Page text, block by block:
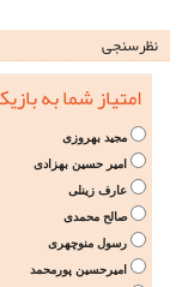
نظرسنجی
امتیاز شما به
مجید بهروزی
امیر حسین بهزادی
عارف زینلی
صالح محمدی
رسول منوچهری
امیرحسین پورمحمد